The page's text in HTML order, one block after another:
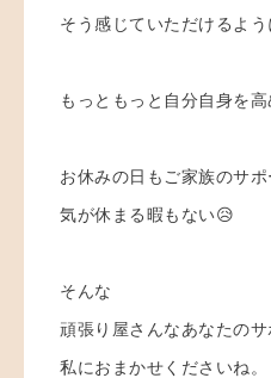
そう感じていただけるよう
もっともっと自分自身を
お休みの日もご家族のサ
気が休まる暇もない😥
そんな
頑張り屋さんなあなたのサ
私におまかせくださいね。